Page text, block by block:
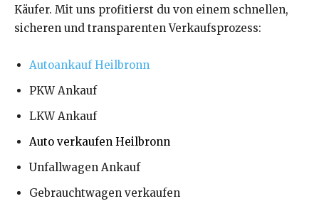
Käufer. Mit uns profitierst du von einem schnellen,
sicheren und transparenten Verkaufsprozess:
Autoankauf Heilbronn
PKW Ankauf
LKW Ankauf
Auto verkaufen Heilbronn
Unfallwagen Ankauf
Gebrauchtwagen verkaufen